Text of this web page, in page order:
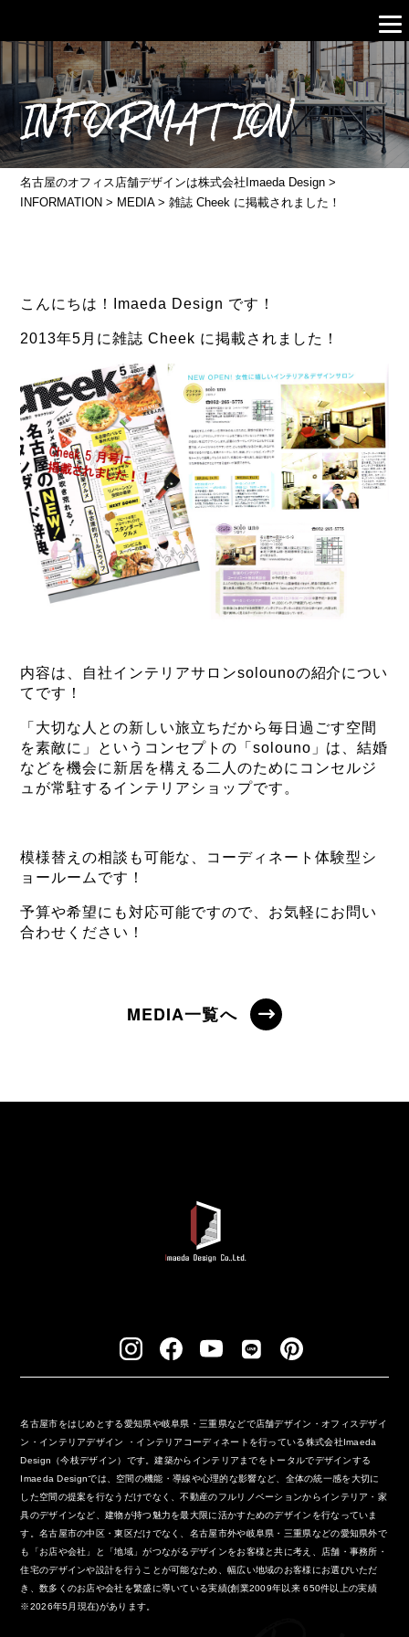
INFORMATION
名古屋のオフィス店舗デザインは株式会社Imaeda Design >
INFORMATION > MEDIA>雑誌 Cheek に掲載されました！
こんにちは！Imaeda Design です！
2013年5月に雑誌 Cheek に掲載されました！
内容は、自社インテリアサロンsolounoの紹介につい
てです！
「大切な人との新しい旅立ちだから毎日過ごす空間
を素敵に」というコンセプトの「solouno」は、結婚
などを機会に新居を構える二人のためにコンセルジ
ュが常駐するインテリアショップです。
模様替えの相談も可能な、コーディネート体験型シ
ョールームです！
予算や希望にも対応可能ですので、お気軽にお問い
合わせください！
MEDIA一覧へ
名古屋市をはじめとする愛知県や岐阜県・三重県などで店舗デザイン・オフィスデザイ
ン・インテリアデザイン ・インテリアコーディネートを行っている株式会社Imaeda
Design（今枝デザイン）です。建築からインテリアまでをトータルでデザインする
Imaeda Designでは、空間の機能・導線や心理的な影響など、全体の統一感を大切に
した空間の提案を行なうだけでなく、不動産のフルリノベーションからインテリア・家
具のデザインなど、建物が持つ魅力を最大限に活かすためのデザインを行なっていま
す。名古屋市の中区・東区だけでなく、名古屋市外や岐阜県・三重県などの愛知県外で
も「お店や会社」と「地域」がつながるデザインをお客様と共に考え、店舗・事務所・
住宅のデザインや設計を行うことが可能なため、幅広い地域のお客様にお選びいただ
き、数多くのお店や会社を繁盛に導いている実績(創業2009年以来 650件以上の実績
※2026年5月現在)があります。